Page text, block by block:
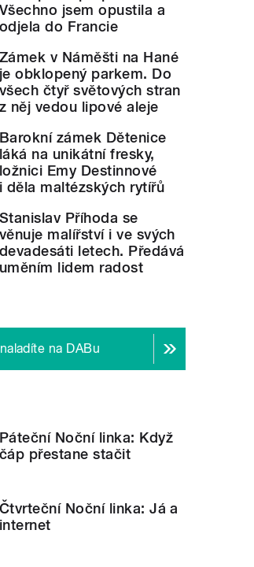
Všechno jsem opustila a
odjela do Francie
Zámek v Náměšti na Hané
je obklopený parkem. Do
všech čtyř světových stran
z něj vedou lipové aleje
Barokní zámek Dětenice
láká na unikátní fresky,
ložnici Emy Destinnové
i děla maltézských rytířů
Stanislav Příhoda se
věnuje malířství i ve svých
devadesáti letech. Předává
uměním lidem radost
na DABu
Páteční Noční linka: Když
čáp přestane stačit
Čtvrteční Noční linka: Já a
internet